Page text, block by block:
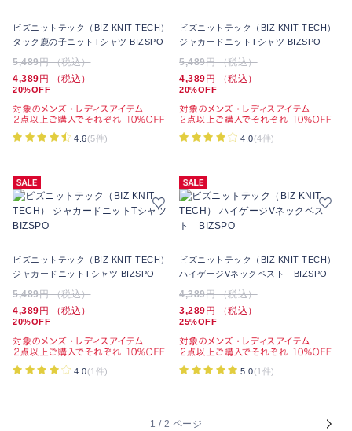
ビズニットテック（BIZ KNIT TECH）
タック鹿の子ニットTシャツ BIZSPO
5,489円 （税込）
4,389 円 （税込）
20%OFF
4.6(5件)
ビズニットテック（BIZ KNIT TECH）
ジャカードニットTシャツ BIZSPO
5,489円 （税込）
4,389 円 （税込）
20%OFF
4.0(4件)
ビズニットテック（BIZ KNIT TECH）
ジャカードニットTシャツ BIZSPO
5,489円 （税込）
4,389 円 （税込）
20%OFF
4.0(1件)
ビズニットテック（BIZ KNIT TECH）
ハイゲージVネックベスト BIZSPO
4,389円 （税込）
3,289 円 （税込）
25%OFF
5.0(1件)
1 / 2 ページ